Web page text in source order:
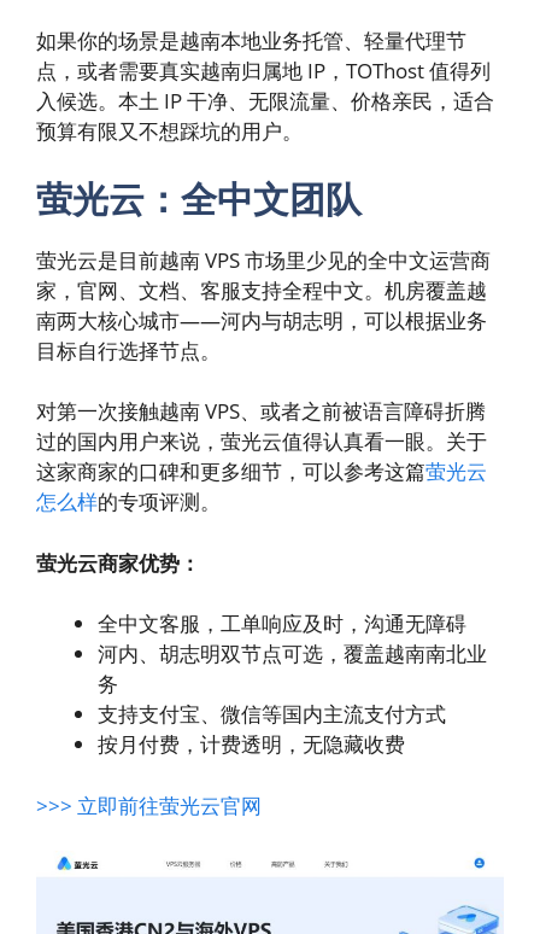
如果你的场景是越南本地业务托管、轻量代理节
点，或者需要真实越南归属地 IP，TOThost 值得列
入候选。本土 IP 干净、无限流量、价格亲民，适合
预算有限又不想踩坑的用户。
萤光云：全中文团队
萤光云是目前越南 VPS 市场里少见的全中文运营商
家，官网、文档、客服支持全程中文。机房覆盖越
南两大核心城市——河内与胡志明，可以根据业务
目标自行选择节点。
对第一次接触越南 VPS、或者之前被语言障碍折腾
过的国内用户来说，萤光云值得认真看一眼。关于
这家商家的口碑和更多细节，可以参考这篇萤光云
怎么样的专项评测。
萤光云商家优势：
全中文客服，工单响应及时，沟通无障碍
河内、胡志明双节点可选，覆盖越南南北业
务
支持支付宝、微信等国内主流支付方式
按月付费，计费透明，无隐藏收费
>>> 立即前往萤光云官网